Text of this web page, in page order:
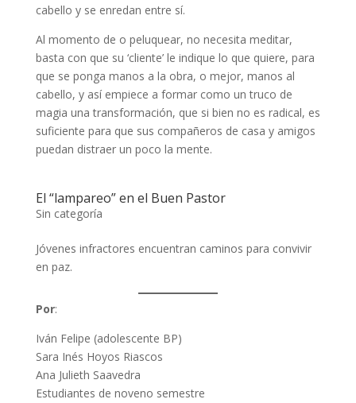
cabello y se enredan entre sí.
Al momento de o peluquear, no necesita meditar,
basta con que su ‘cliente’ le indique lo que quiere, para
que se ponga manos a la obra, o mejor, manos al
cabello, y así empiece a formar como un truco de
magia una transformación, que si bien no es radical, es
suficiente para que sus compañeros de casa y amigos
puedan distraer un poco la mente.
El “lampareo” en el Buen Pastor
Sin categoría
Jóvenes infractores encuentran caminos para convivir
en paz.
Por:
Iván Felipe (adolescente BP)
Sara Inés Hoyos Riascos
Ana Julieth Saavedra
Estudiantes de noveno semestre